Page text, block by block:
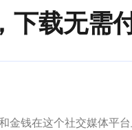
载无需
金钱在这个社交媒体平